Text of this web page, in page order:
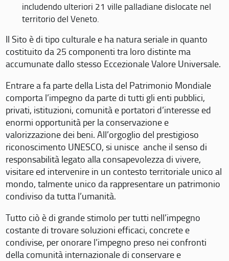
includendo ulteriori 21 ville palladiane dislocate nel
territorio del Veneto.
Il Sito è di tipo culturale e ha natura seriale in quanto
costituito da 25 componenti tra loro distinte ma
accumunate dallo stesso Eccezionale Valore Universale.
Entrare a fa parte della Lista del Patrimonio Mondiale
comporta l’impegno da parte di tutti gli enti pubblici,
privati, istituzioni, comunità e portatori d’interesse ed
enormi opportunità per la conservazione e
valorizzazione dei beni. All’orgoglio del prestigioso
riconoscimento UNESCO, si unisce anche il senso di
responsabilità legato alla consapevolezza di vivere,
visitare ed intervenire in un contesto territoriale unico al
mondo, talmente unico da rappresentare un patrimonio
condiviso da tutta l’umanità.
Tutto ciò è di grande stimolo per tutti nell’impegno
costante di trovare soluzioni efficaci, concrete e
condivise, per onorare l’impegno preso nei confronti
della comunità internazionale di conservare e